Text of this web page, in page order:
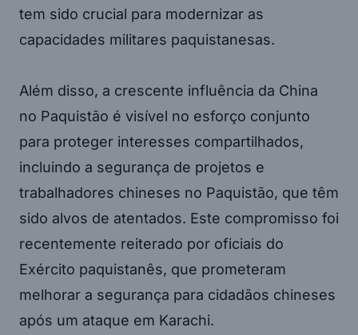
tem sido crucial para modernizar as
capacidades militares paquistanesas.
Além disso, a crescente influência da China
no Paquistão é visível no esforço conjunto
para proteger interesses compartilhados,
incluindo a segurança de projetos e
trabalhadores chineses no Paquistão, que têm
sido alvos de atentados. Este compromisso foi
recentemente reiterado por oficiais do
Exército paquistanês, que prometeram
melhorar a segurança para cidadãos chineses
após um ataque em Karachi.